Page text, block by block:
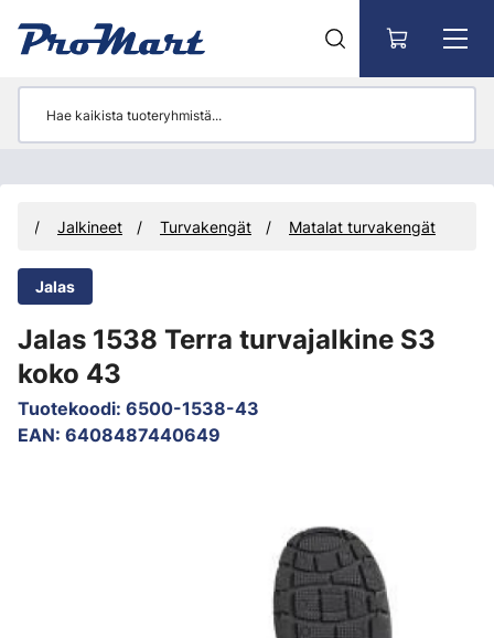
Jalkineet Turvakengät Matalat turvakengät
Jalas
Jalas 1538 Terra turvajalkine S3
koko 43
Tuotekoodi: 6500-1538-43
EAN: 6408487440649